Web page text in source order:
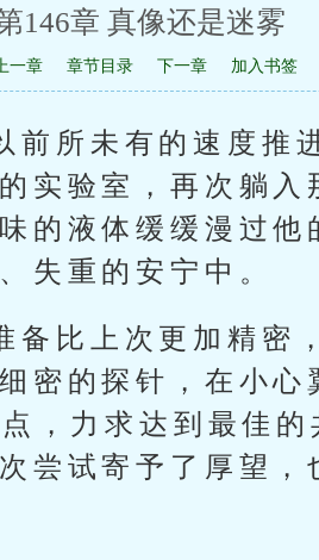
146章 真像还是迷雾
一章 章节目录 下一章 加入书签
前所未有的速度推
实验室，再次躺入
的液体缓缓漫过他
失重的安宁中。
备比上次更加精密
密的探针，在小心
，力求达到最佳
尝试寄予了厚望，